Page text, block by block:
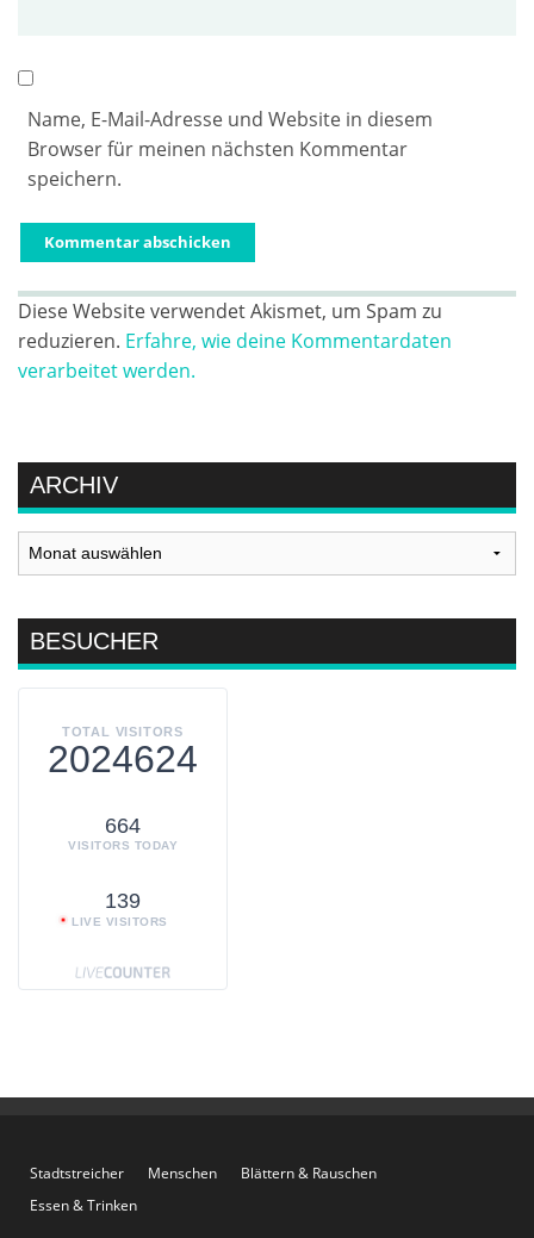
Name, E-Mail-Adresse und Website in diesem
Browser für meinen nächsten Kommentar
speichern.
Diese Website verwendet Akismet, um Spam zu
reduzieren. Erfahre, wie deine Kommentardaten
verarbeitet werden.
ARCHIV
Archiv
BESUCHER
TOTAL VISITORS
2024624
664
VISITORS TODAY
139
LIVE VISITORS
Stadtstreicher Menschen
Blättern & Rauschen
Essen & Trinken